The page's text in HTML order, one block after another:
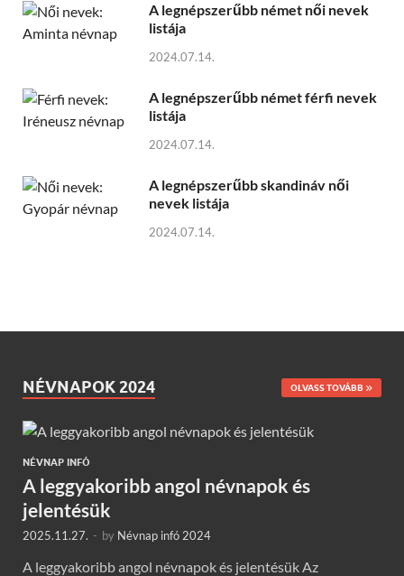
A legnépszerűbb német női nevek
listája
2024.07.14.
A legnépszerűbb német férfi nevek
listája
2024.07.14.
A legnépszerűbb skandináv női
nevek listája
2024.07.14.
NÉVNAPOK 2024 OLVASS TOVÁBB
NÉVNAP INFÓ
A leggyakoribb angol névnapok és
jelentésük
2025.11.27. - by Névnap infó 2024
A leggyakoribb angol névnapok és jelentésük Az